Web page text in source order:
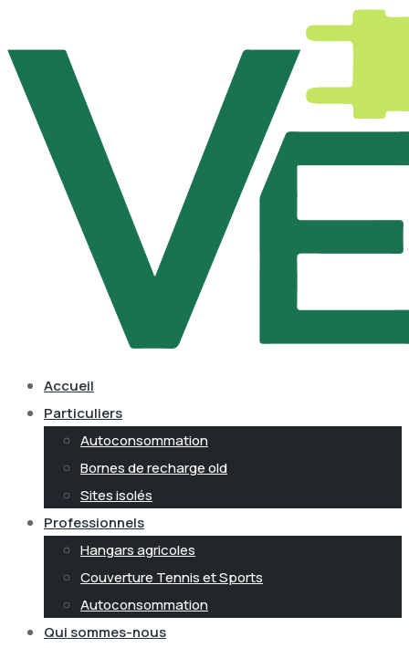
Accueil
Particuliers
Autoconsommation
Bornes de recharge old
Sites isolés
Professionnels
Hangars agricoles
Couverture Tennis et Sports
Autoconsommation
Qui sommes-nous